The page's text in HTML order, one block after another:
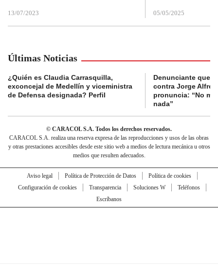
13/07/2023 05/05/2025
Últimas Noticias
¿Quién es Claudia Carrasquilla,
exconcejal de Medellín y viceministra
de Defensa designada? Perfil
Denunciante que
contra Jorge
pronuncia: “No
nada”
© CARACOL S.A. Todos los derechos reservados.
CARACOL S.A. realiza una reserva expresa de las reproducciones y usos de las obras
y otras prestaciones accesibles desde este sitio web a medios de lectura mecánica u otros
medios que resulten adecuados.
Aviso legal Política de Protección de Datos
Política de cookies
Configuración de cookies
Transparencia Soluciones W
Teléfonos
Escríbanos